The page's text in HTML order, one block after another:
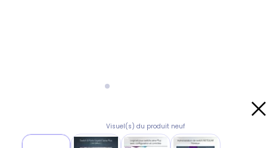
Visuel(s) du produit neuf